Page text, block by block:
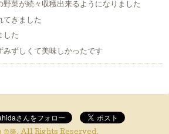
菜が続々収穫出来るようになりました
てきました
した
ずしくて美味しかったです